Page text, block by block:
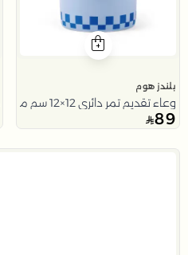
بلندز هوم
وعاء تقديم تمر دائري 12×12 سم متعدد الألوان من الخزف الحجري مع غطاء من آريا
89